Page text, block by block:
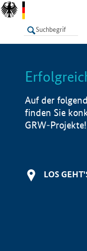
LISTE
Auf der
finden Sie
GRW-Projekte!
LOS